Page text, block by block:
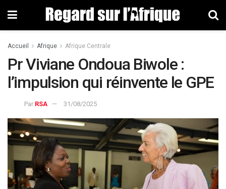
Accueil Afrique Afrique Centrale
Pr Viviane Ondoua Biwole :
l’impulsion qui réinvente le GPE
Par RSA 31/08/2025